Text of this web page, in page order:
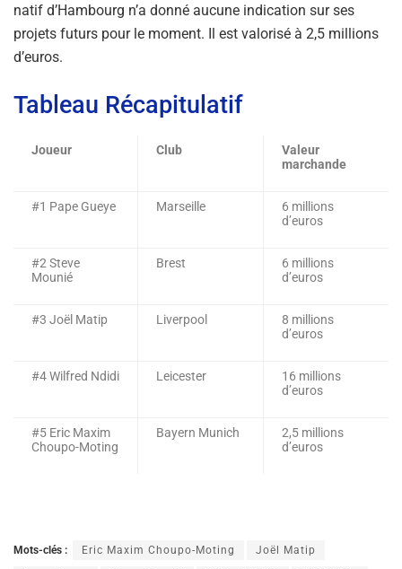
natif d’Hambourg n’a donné aucune indication sur ses
projets futurs pour le moment. Il est valorisé à 2,5 millions
d’euros.
Tableau Récapitulatif
Joueur Club
Valeur
marchande
#1 Pape Gueye Marseille
6 millions
d’euros
#2 Steve
Mounié
Brest
6 millions
d’euros
#3 Joël Matip Liverpool
8 millions
d’euros
#4 Wilfred Ndidi Leicester
16 millions
d’euros
#5 Eric Maxim
Choupo-Moting
Bayern Munich
2,5 millions
d’euros
Mots-clés : Eric Maxim Choupo-Moting Joël Matip